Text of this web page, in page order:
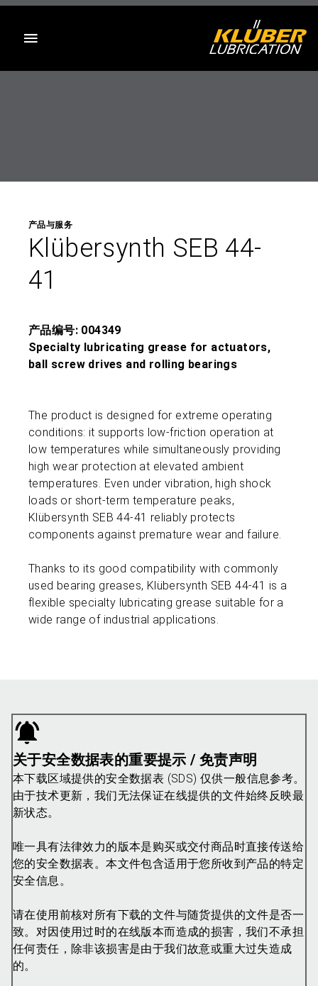
产品与服务
Klübersynth SEB 44-
41
产品编号: 004349
Specialty lubricating grease for actuators,
ball screw drives and rolling bearings
The product is designed for extreme operating
conditions: it supports low‑friction operation at
low temperatures while simultaneously providing
high wear protection at elevated ambient
temperatures. Even under vibration, high shock
loads or short‑term temperature peaks,
Klübersynth SEB 44‑41 reliably protects
components against premature wear and failure.
Thanks to its good compatibility with commonly
used bearing greases, Klübersynth SEB 44‑41 is a
flexible specialty lubricating grease suitable for a
wide range of industrial applications.
关于安全数据表的重要提示 / 免责声明
本下载区域提供的安全数据表 (SDS) 仅供一般信息参考。
由于技术更新，我们无法保证在线提供的文件始终反映最
新状态。
唯一具有法律效力的版本是购买或交付商品时直接传送给
您的安全数据表。本文件包含适用于您所收到产品的特定
安全信息。
请在使用前核对所有下载的文件与随货提供的文件是否一
致。对因使用过时的在线版本而造成的损害，我们不承担
任何责任，除非该损害是由于我们故意或重大过失造成
的。